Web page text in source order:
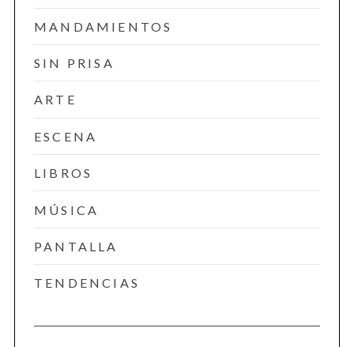
MANDAMIENTOS
SIN PRISA
ARTE
ESCENA
LIBROS
MÚSICA
PANTALLA
TENDENCIAS